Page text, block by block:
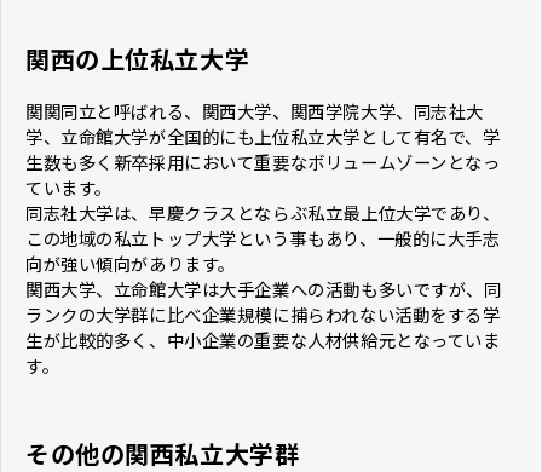
関西の上位私立大学
関関同立と呼ばれる、関西大学、関西学院大学、同志社大
学、立命館大学が全国的にも上位私立大学として有名で、学
生数も多く新卒採用において重要なボリュームゾーンとなっ
ています。
同志社大学は、早慶クラスとならぶ私立最上位大学であり、
この地域の私立トップ大学という事もあり、一般的に大手志
向が強い傾向があります。
関西大学、立命館大学は大手企業への活動も多いですが、同
ランクの大学群に比べ企業規模に捕らわれない活動をする学
生が比較的多く、中小企業の重要な人材供給元となっていま
す。
その他の関西私立大学群